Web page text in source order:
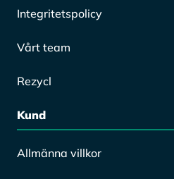
Integritetspolicy
Vårt team
Rezycl
Kund
Allmänna villkor